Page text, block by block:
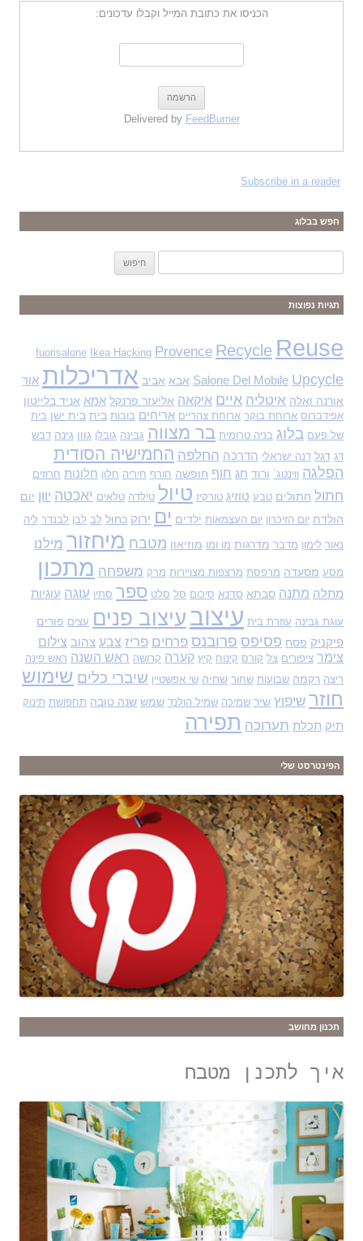
הכניסו את כתובת המייל וקבלו עדכונים:
Delivered by FeedBurner
Subscribe in a reader
חפש בבלוג
פ
ו
:
תגיות נפוצות
fuorisalone Ikea Hacking Provence Recycle Reuse
Salone Del Mobile Upcycle אבא אביב אדריכלות אור
אורנה ואלה איטליה איים איקאה אליעזר פרנקל אמא אניד בלייטון
אפידברוס ארוחת בוקר ארוחת צהריים אריחים בובות בית בית ישן בית
של פעם בלוג בניה טרומית בר מצווה גבינה גובלן גוון גינה דבש
דג דגל דנה ישראלי הדרכה החלפה החמישיה הסודית
הפלגה ווינטג` ורוד חג חוף חופשה חורף חיריה חלון חלונות חרוזים
חתול חתולים טבע טוזיג טורקיז טיול טילדה טלאים יאכטה יוון יום
הולדת יום הזיכרון יום העצמאות ילדים ים ירוק כחול לב לבן לבנדר ליה
נאור לימון מדבר מדרגות מו ומו מוזיאון מטבח מיחזור מילנו
מסע מסעדה מרפסת מרצפות מצויירות מרק משפחה מתכון
מתלה מתנה סבתא סדנא סיכום סל סלט ספר סתיו עוגה עוגיות
עוגת גבינה עוזרת בית עיצוב עיצוב פנים עצים פורים
פיקניק פסח פסיפס פרובנס פרחים פריז צבע צהוב צילום
צימר ציפורים צל קורס קינוח קיץ קערה קרושה ראש השנה ראש פינה
ריצה רקמה שבועות שחור שחיה שי אפשטיין שיברי כלים שימוש
חוזר שיפוץ שיר שמיכה שמיל הולנד שמש שנה טובה תחפושת תינוק
תיק תכלת תערוכה תפירה
הפינטרסט שלי
תכנון מחושב
איך לתכנן מטבח